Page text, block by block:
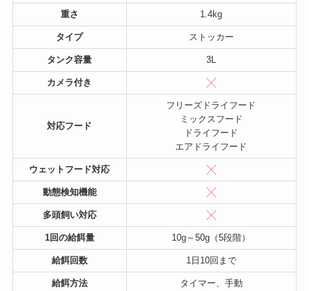
重さ 1.4kg
タイプ ストッカー
タンク容量 3L
カメラ付き
対応フード
フリーズドライフード
ミックスフード
ドライフード
エアドライフード
ウェットフード対応
動態検知機能
多頭飼い対応
1回の給餌量 10g～50g（5段階）
給餌回数 1日10回まで
給餌方法 タイマー、手動